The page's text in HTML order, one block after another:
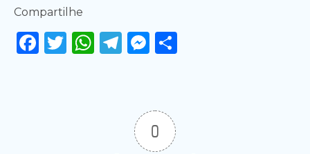
Compartilhe
Facebook
Twitter
WhatsApp
Telegram
Messenger
0